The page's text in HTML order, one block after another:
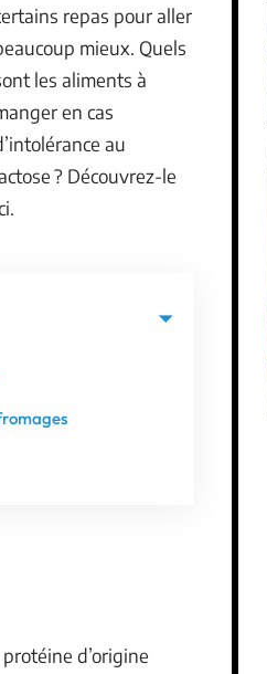
repas pour aller
mieux. Quels
les aliments à
en cas
au
? Découvrez-le
d’origine